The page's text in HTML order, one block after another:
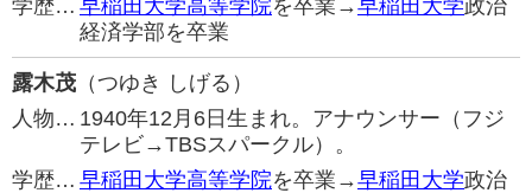
学歴… 早稲田大学高等学院を卒業→早稲田大学政治
経済学部を卒業
露木茂 （つゆき しげる）
人物… 1940年12月6日生まれ。アナウンサー（フジ
テレビ→TBSスパークル）。
学歴… 早稲田大学高等学院を卒業→早稲田大学政治